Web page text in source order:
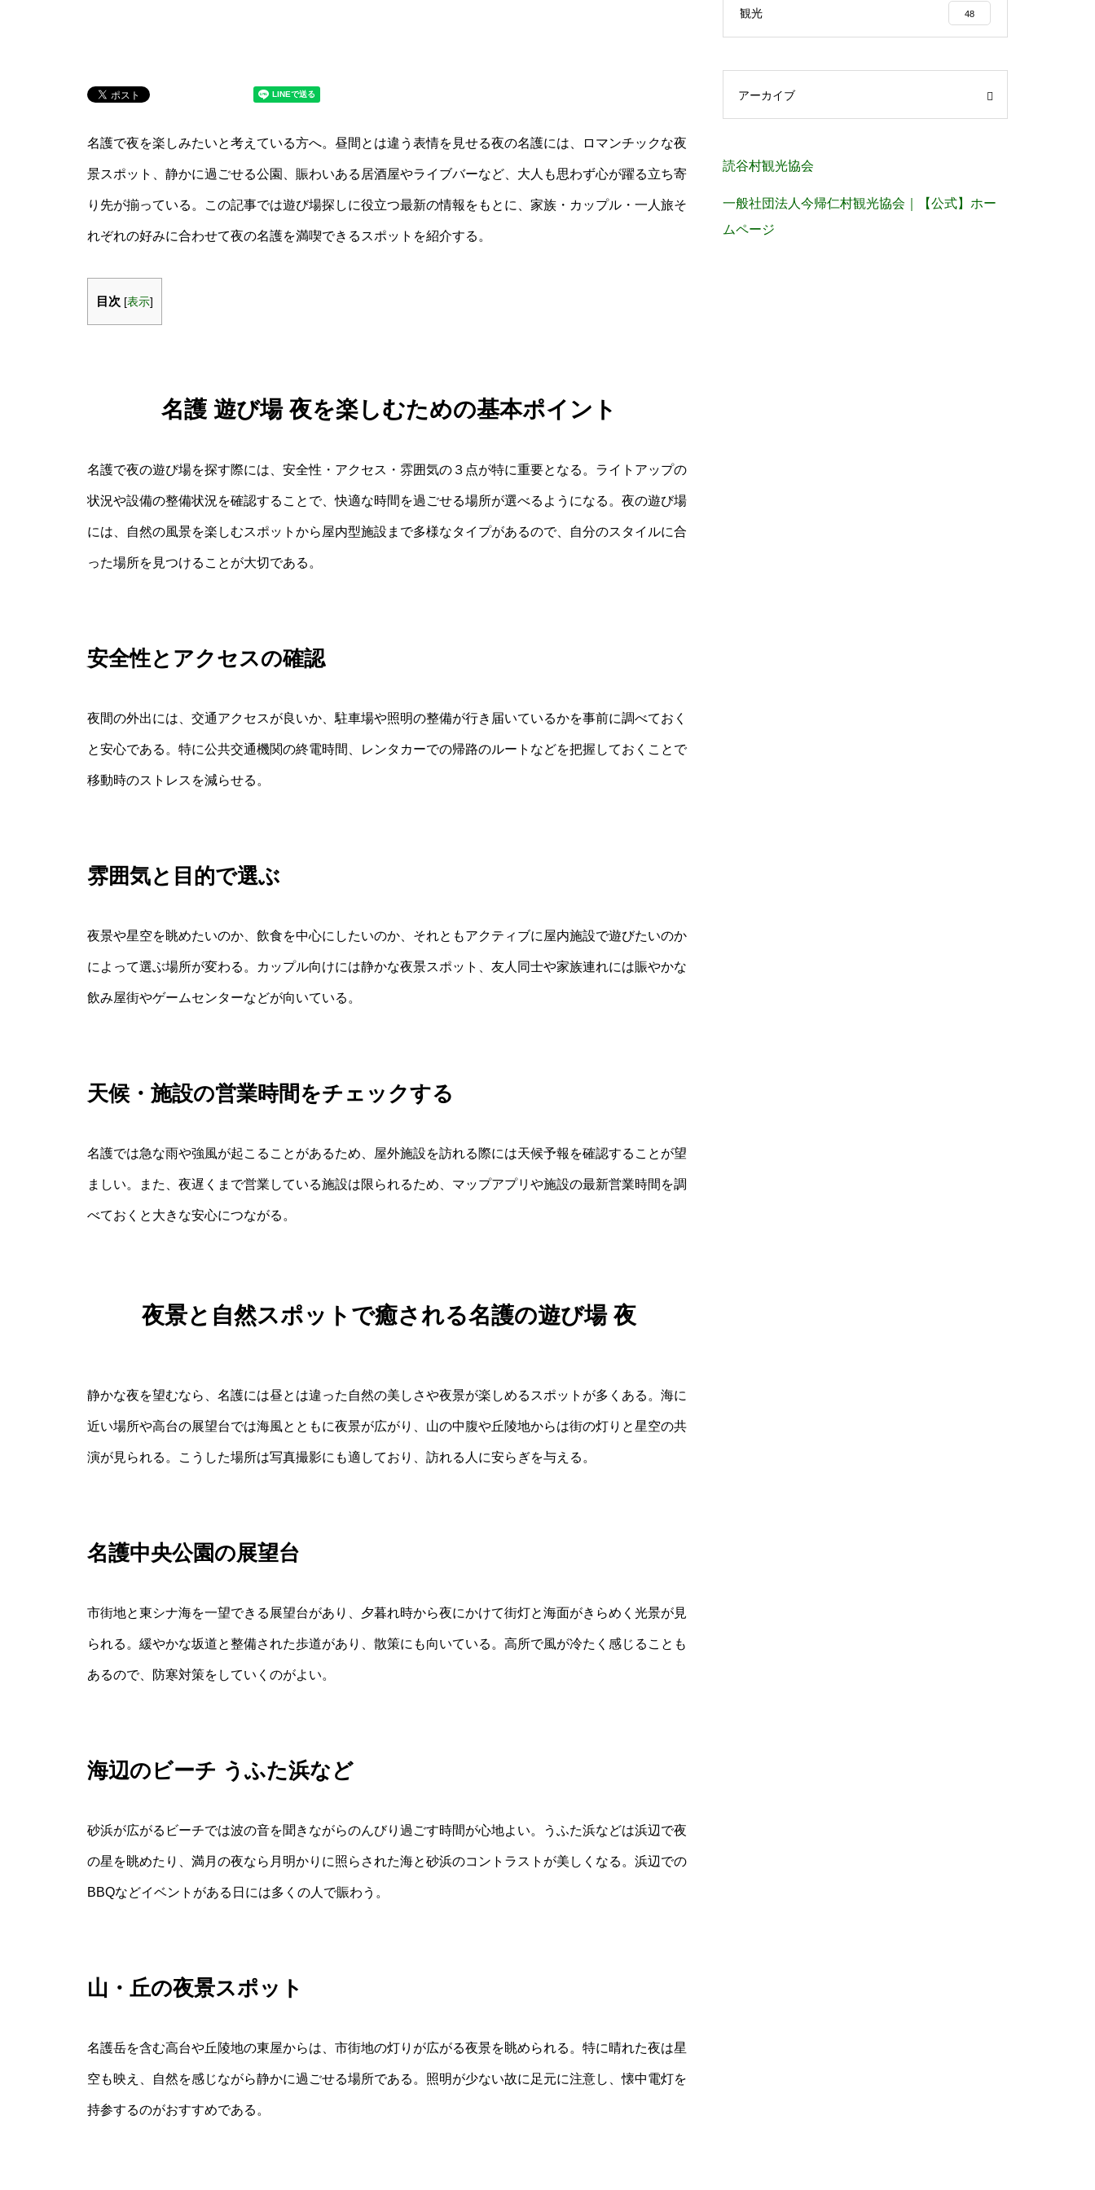
名護で夜を楽しみたいと考えている方へ。昼間とは違う表情を見せる夜の名護には、ロマンチックな夜
景スポット、静かに過ごせる公園、賑わいある居酒屋やライブバーなど、大人も思わず心が躍る立ち寄
り先が揃っている。この記事では遊び場探しに役立つ最新の情報をもとに、家族・カップル・一人旅そ
れぞれの好みに合わせて夜の名護を満喫できるスポットを紹介する。
目次 [表示]
名護 遊び場 夜を楽しむための基本ポイント
名護で夜の遊び場を探す際には、安全性・アクセス・雰囲気の３点が特に重要となる。ライトアップの
状況や設備の整備状況を確認することで、快適な時間を過ごせる場所が選べるようになる。夜の遊び場
には、自然の風景を楽しむスポットから屋内型施設まで多様なタイプがあるので、自分のスタイルに合
った場所を見つけることが大切である。
安全性とアクセスの確認
夜間の外出には、交通アクセスが良いか、駐車場や照明の整備が行き届いているかを事前に調べておく
と安心である。特に公共交通機関の終電時間、レンタカーでの帰路のルートなどを把握しておくことで
移動時のストレスを減らせる。
雰囲気と目的で選ぶ
夜景や星空を眺めたいのか、飲食を中心にしたいのか、それともアクティブに屋内施設で遊びたいのか
によって選ぶ場所が変わる。カップル向けには静かな夜景スポット、友人同士や家族連れには賑やかな
飲み屋街やゲームセンターなどが向いている。
天候・施設の営業時間をチェックする
名護では急な雨や強風が起こることがあるため、屋外施設を訪れる際には天候予報を確認することが望
ましい。また、夜遅くまで営業している施設は限られるため、マップアプリや施設の最新営業時間を調
べておくと大きな安心につながる。
夜景と自然スポットで癒される名護の遊び場 夜
静かな夜を望むなら、名護には昼とは違った自然の美しさや夜景が楽しめるスポットが多くある。海に
近い場所や高台の展望台では海風とともに夜景が広がり、山の中腹や丘陵地からは街の灯りと星空の共
演が見られる。こうした場所は写真撮影にも適しており、訪れる人に安らぎを与える。
名護中央公園の展望台
市街地と東シナ海を一望できる展望台があり、夕暮れ時から夜にかけて街灯と海面がきらめく光景が見
られる。緩やかな坂道と整備された歩道があり、散策にも向いている。高所で風が冷たく感じることも
あるので、防寒対策をしていくのがよい。
海辺のビーチ うふた浜など
砂浜が広がるビーチでは波の音を聞きながらのんびり過ごす時間が心地よい。うふた浜などは浜辺で夜
の星を眺めたり、満月の夜なら月明かりに照らされた海と砂浜のコントラストが美しくなる。浜辺での
BBQなどイベントがある日には多くの人で賑わう。
山・丘の夜景スポット
名護岳を含む高台や丘陵地の東屋からは、市街地の灯りが広がる夜景を眺められる。特に晴れた夜は星
空も映え、自然を感じながら静かに過ごせる場所である。照明が少ない故に足元に注意し、懐中電灯を
持参するのがおすすめである。
観光 48
アーカイブ
読谷村観光協会
一般社団法人今帰仁村観光協会｜【公式】ホー
ムページ